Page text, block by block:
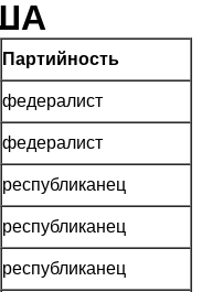
Партийность
федералист
федералист
республиканец
республиканец
республиканец